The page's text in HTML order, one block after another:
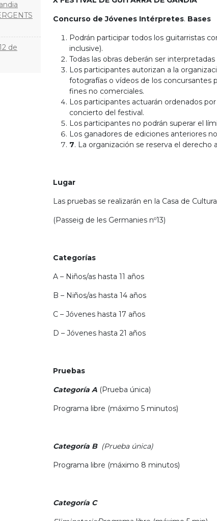
Concurso de Jóvenes Intérpretes. Bases
Podrán participar todos los guitarristas
inclusive).
Todas las obras deberán ser
Los participantes autorizan a la
fotografías o vídeos de los concursantes
fines no comerciales.
Los participantes actuarán ordenados
concierto del festival.
Los participantes no podrán superar el
Los ganadores de ediciones anteriores
7. La organización se reserva el
Lugar
Las pruebas se realizarán en la Casa de
(Passeig de les Germanies nº13)
Categorías
A – Niños/as hasta 11 años
B – Niños/as hasta 14 años
C – Jóvenes hasta 17 años
D – Jóvenes hasta 21 años
Pruebas
Categoría A (Prueba única)
Programa libre (máximo 5 minutos)
Categoría B (Prueba única)
Programa libre (máximo 8 minutos)
Categoría C
de